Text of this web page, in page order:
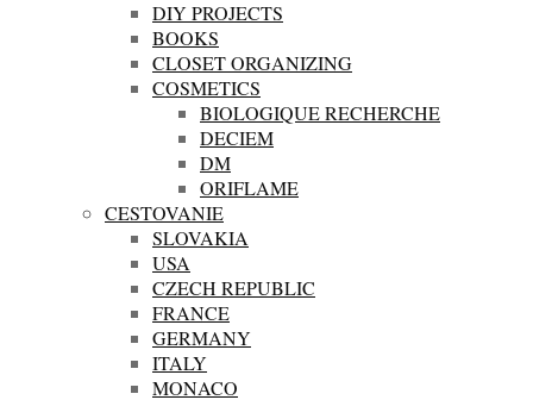
DIY PROJECTS
BOOKS
CLOSET ORGANIZING
COSMETICS
BIOLOGIQUE RECHERCHE
DECIEM
DM
ORIFLAME
CESTOVANIE
SLOVAKIA
USA
CZECH REPUBLIC
FRANCE
GERMANY
ITALY
MONACO